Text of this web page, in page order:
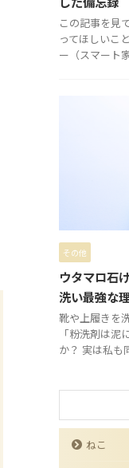
この記事を見
ってほしいこ
ー（スマート
その他
ウタマロ石
洗い最強な
靴や上履きを
「粉洗剤は
か？ 実は私も
ねこ